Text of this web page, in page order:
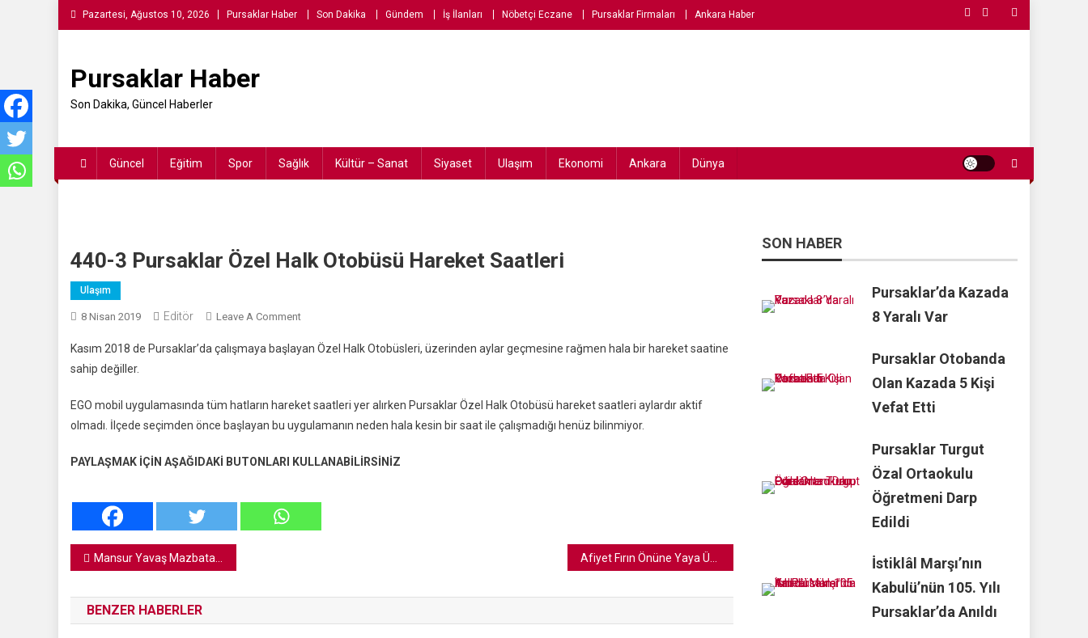
Skip
to
Pazartesi, Ağustos 10, 2026 Pursaklar Haber Son Dakika Gündem İş İlanları Nöbetçi Eczane Pursaklar Firmaları Ankara Haber
Pursaklar Haber
Son Dakika, Güncel Haberler
Güncel Eğitim Spor Sağlık Kültür – Sanat Siyaset Ulaşım Ekonomi Ankara Dünya
440-3 Pursaklar Özel Halk Otobüsü Hareket Saatleri
Ulaşım
8 Nisan 2019 Editör Leave A CommentOn
3
Halk
Otobüsü
Saatleri
Kasım 2018 de Pursaklar’da çalışmaya başlayan Özel Halk Otobüsleri, üzerinden aylar geçmesine rağmen hala bir hareket saatine
sahip değiller.
EGO mobil uygulamasında tüm hatların hareket saatleri yer alırken Pursaklar Özel Halk Otobüsü hareket saatleri aylardır aktif
olmadı. İlçede seçimden önce başlayan bu uygulamanın neden hala kesin bir saat ile çalışmadığı henüz bilinmiyor.
PAYLAŞMAK İÇİN AŞAĞIDAKİ BUTONLARI KULLANABİLİRSİNİZ
Yazı
gezinmesi
Mansur Yavaş Mazbatasını Aldı
BENZER HABERLER
SON HABER
Pursaklar’da Kazada
8 Yaralı Var
Pursaklar Otobanda
Olan Kazada 5 Kişi
Vefat Etti
Pursaklar Turgut
Özal Ortaokulu
Öğretmeni Darp
Edildi
İstiklâl Marşı’nın
Kabulü’nün 105. Yılı
Pursaklar’da Anıldı